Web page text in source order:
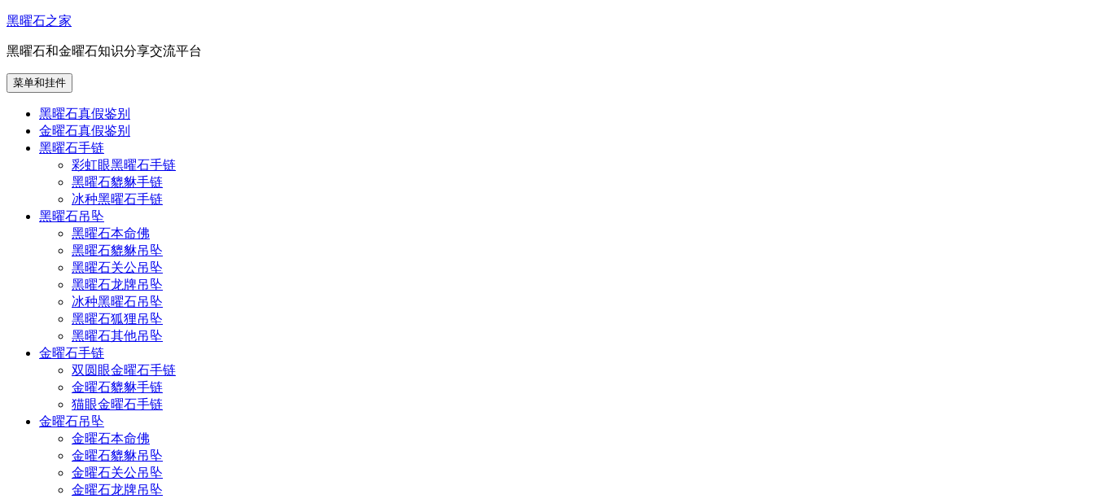
跳
内
容
黑曜石之家
黑曜石和金曜石知识分享交流平台
菜单和挂件
黑曜石真假鉴别
金曜石真假鉴别
黑曜石手链
彩虹眼黑曜石手链
黑曜石貔貅手链
冰种黑曜石手链
黑曜石吊坠
黑曜石本命佛
黑曜石貔貅吊坠
黑曜石关公吊坠
黑曜石龙牌吊坠
冰种黑曜石吊坠
黑曜石狐狸吊坠
黑曜石其他吊坠
金曜石手链
双圆眼金曜石手链
金曜石貔貅手链
猫眼金曜石手链
金曜石吊坠
金曜石本命佛
金曜石貔貅吊坠
金曜石关公吊坠
金曜石龙牌吊坠